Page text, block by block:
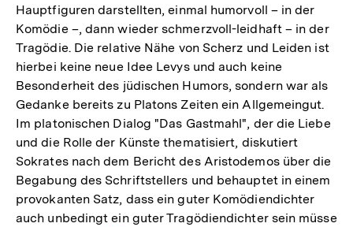
Hauptfiguren darstellten, einmal humorvoll – in der
Komödie –, dann wieder schmerzvoll-leidhaft – in der
Tragödie. Die relative Nähe von Scherz und Leiden ist
hierbei keine neue Idee Levys und auch keine
Besonderheit des jüdischen Humors, sondern war als
Gedanke bereits zu Platons Zeiten ein Allgemeingut.
Im platonischen Dialog "Das Gastmahl", der die Liebe
und die Rolle der Künste thematisiert, diskutiert
Sokrates nach dem Bericht des Aristodemos über die
Begabung des Schriftstellers und behauptet in einem
provokanten Satz, dass ein guter Komödiendichter
auch unbedingt ein guter Tragödiendichter sein müsse